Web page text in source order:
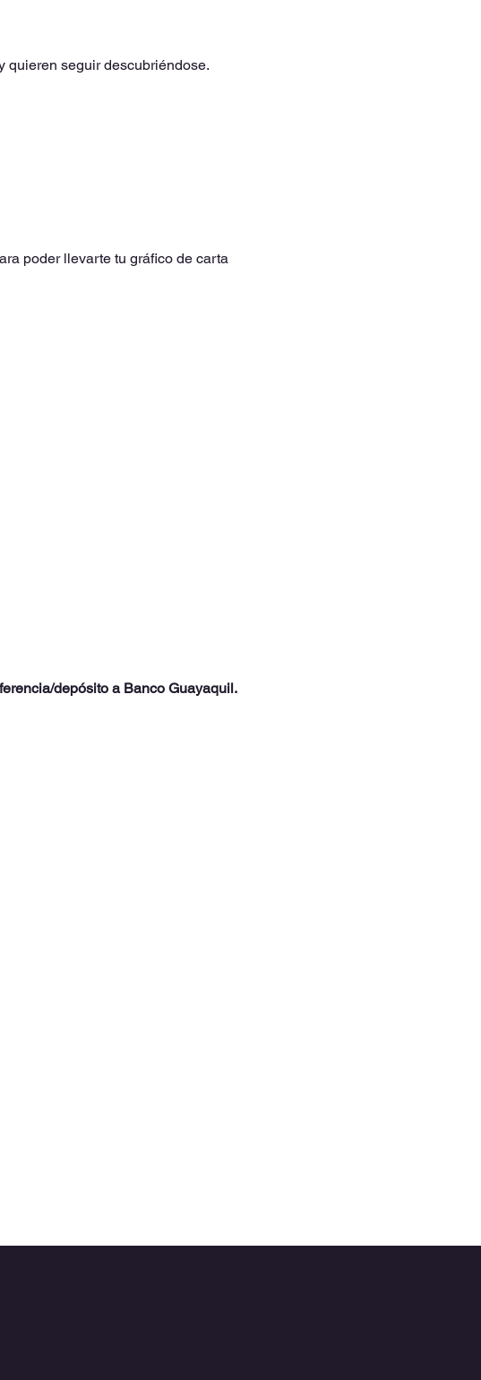
quieren seguir descubriéndose.
poder llevarte tu gráfico de carta
depósito a Banco Guayaquil.